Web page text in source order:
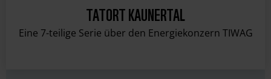
TATORT KAUNERTAL
Eine 7-teilige Serie über den Energiekonzern TIWAG